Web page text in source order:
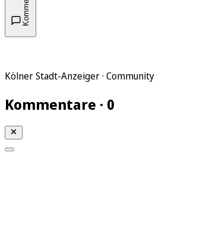
Kölner Stadt-Anzeiger · Community
Kommentare · 0